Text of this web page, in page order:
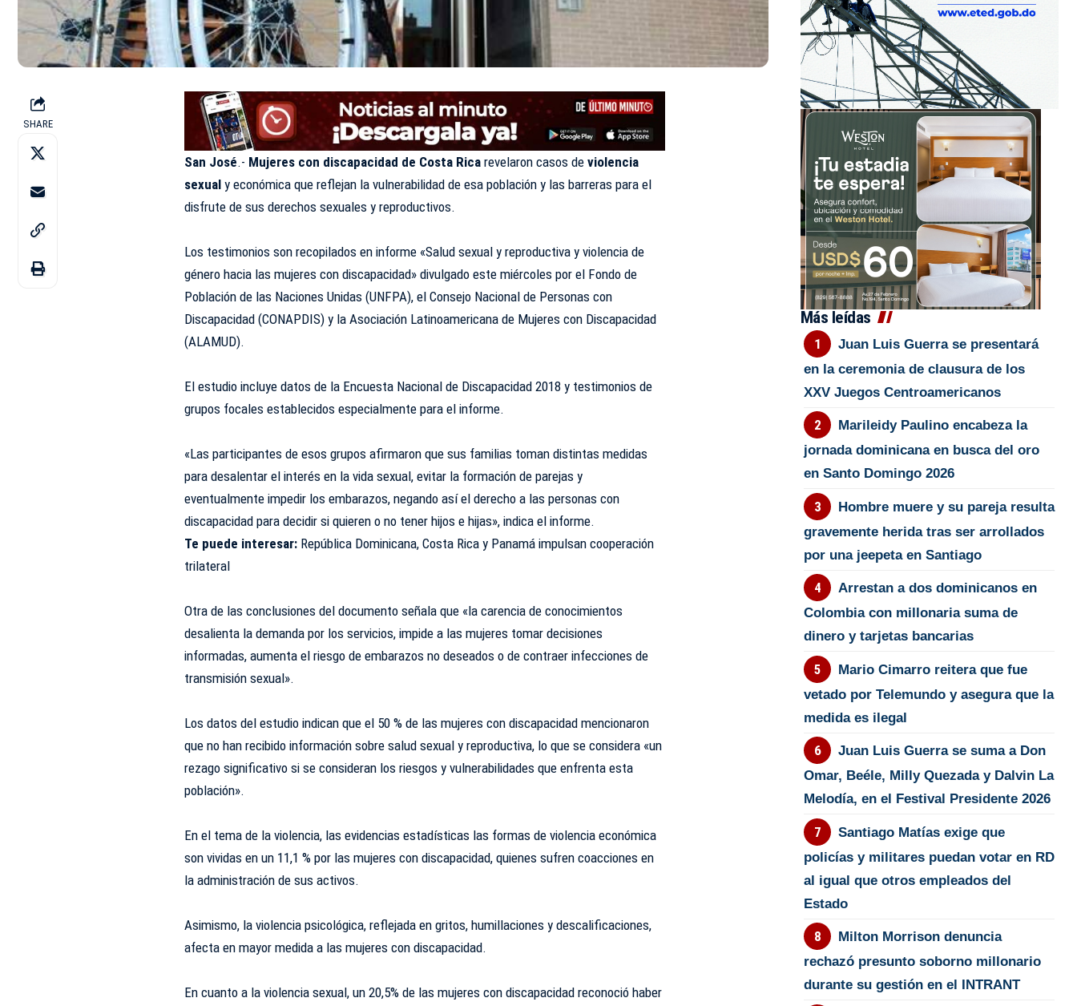
SHARE
San José.- Mujeres con discapacidad de Costa Rica revelaron casos deviolencia
sexual y económica que reflejan la vulnerabilidad de esa población y las barreras para el
disfrute de sus derechos sexuales y reproductivos.
Los testimonios son recopilados en informe «Salud sexual y reproductiva y violencia de
género hacia las mujeres con discapacidad» divulgado este miércoles por el Fondo de
Población de las Naciones Unidas (UNFPA), el Consejo Nacional de Personas con
Discapacidad (CONAPDIS) y la Asociación Latinoamericana de Mujeres con Discapacidad
(ALAMUD).
El estudio incluye datos de la Encuesta Nacional de Discapacidad 2018 y testimonios de
grupos focales establecidos especialmente para el informe.
«Las participantes de esos grupos afirmaron que sus familias toman distintas medidas
para desalentar el interés en la vida sexual, evitar la formación de parejas y
eventualmente impedir los embarazos, negando así el derecho a las personas con
discapacidad para decidir si quieren o no tener hijos e hijas», indica el informe.
Te puede interesar: República Dominicana, Costa Rica y Panamá impulsan cooperación
trilateral
Otra de las conclusiones del documento señala que «la carencia de conocimientos
desalienta la demanda por los servicios, impide a las mujeres tomar decisiones
informadas, aumenta el riesgo de embarazos no deseados o de contraer infecciones de
transmisión sexual».
Los datos del estudio indican que el 50 % de las mujeres con discapacidad mencionaron
que no han recibido información sobre salud sexual y reproductiva, lo que se considera «un
rezago significativo si se consideran los riesgos y vulnerabilidades que enfrenta esta
población».
En el tema de la violencia, las evidencias estadísticas las formas de violencia económica
son vividas en un 11,1 % por las mujeres con discapacidad, quienes sufren coacciones en
la administración de sus activos.
Asimismo, la violencia psicológica, reflejada en gritos, humillaciones y descalificaciones,
afecta en mayor medida a las mujeres con discapacidad.
En cuanto a la violencia sexual, un 20,5% de las mujeres con discapacidad reconoció haber
Más leídas
Juan Luis Guerra se presentará
en la ceremonia de clausura de los
XXV Juegos Centroamericanos
Marileidy Paulino encabeza la
jornada dominicana en busca del oro
en Santo Domingo 2026
Hombre muere y su pareja resulta
gravemente herida tras ser arrollados
por una jeepeta en Santiago
Arrestan a dos dominicanos en
Colombia con millonaria suma de
dinero y tarjetas bancarias
Mario Cimarro reitera que fue
vetado por Telemundo y asegura que la
medida es ilegal
Juan Luis Guerra se suma a Don
Omar, Beéle, Milly Quezada y Dalvin La
Melodía, en el Festival Presidente 2026
Santiago Matías exige que
policías y militares puedan votar en RD
al igual que otros empleados del
Estado
Milton Morrison denuncia
rechazó presunto soborno millonario
durante su gestión en el INTRANT